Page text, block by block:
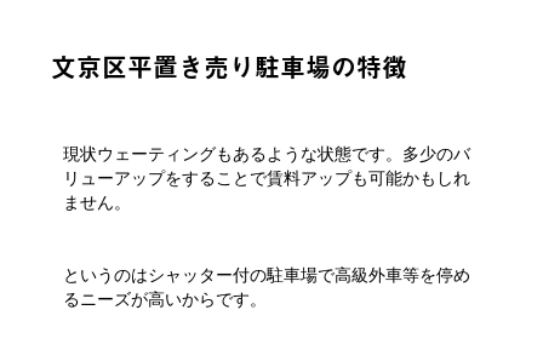
文京区平置き売り駐車場の特徴
現状ウェーティングもあるような状態です。多少のバ
リューアップをすることで賃料アップも可能かもしれ
ません。
というのはシャッター付の駐車場で高級外車等を停め
るニーズが高いからです。